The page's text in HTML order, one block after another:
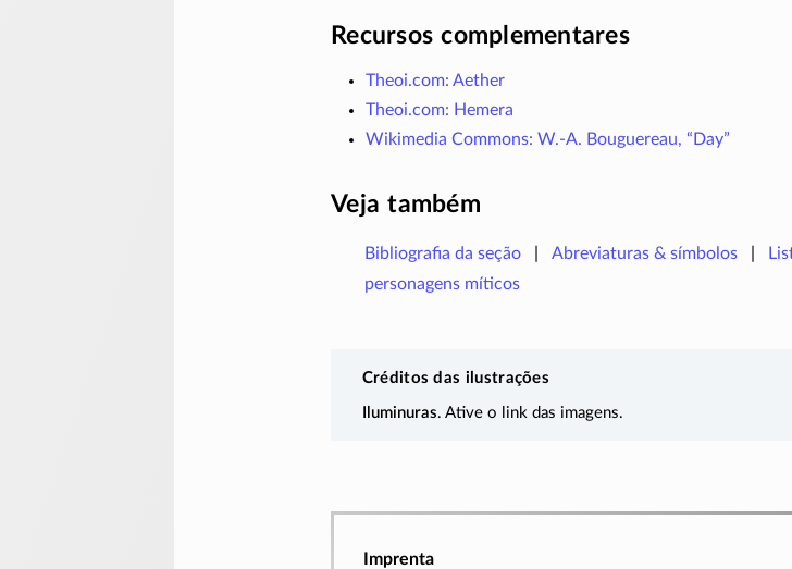
Recursos complementares
Theoi.com: Aether
Theoi.com: Hemera
Wikimedia Commons: W.-A. Bouguereau, “Day”
Veja também
Bibliografia da seção Abreviaturas & símbolos
personagens míticos
Créditos das ilustrações
Iluminuras. Ative o link das imagens.
Imprenta